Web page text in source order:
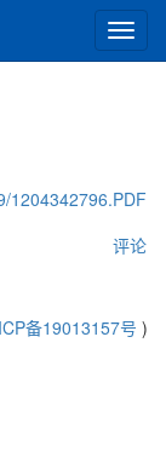
切
换
1204342796.PDF
评论
备19013157号 )